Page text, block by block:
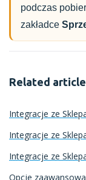
podczas
zakładce
Related
Integracje ze
Integracje ze
Integracje ze
Opcje